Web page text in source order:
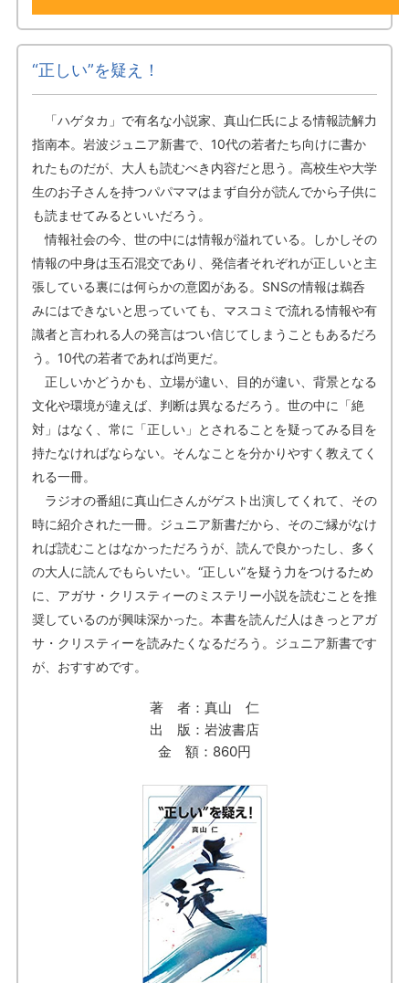
“正しい”を疑え！
「ハゲタカ」で有名な小説家、真山仁氏による情報読解力
指南本。岩波ジュニア新書で、10代の若者たち向けに書か
れたものだが、大人も読むべき内容だと思う。高校生や大学
生のお子さんを持つパパママはまず自分が読んでから子供に
も読ませてみるといいだろう。
情報社会の今、世の中には情報が溢れている。しかしその
情報の中身は玉石混交であり、発信者それぞれが正しいと主
張している裏には何らかの意図がある。SNSの情報は鵜呑
みにはできないと思っていても、マスコミで流れる情報や有
識者と言われる人の発言はつい信じてしまうこともあるだろ
う。10代の若者であれば尚更だ。
正しいかどうかも、立場が違い、目的が違い、背景となる
文化や環境が違えば、判断は異なるだろう。世の中に「絶
対」はなく、常に「正しい」とされることを疑ってみる目を
持たなければならない。そんなことを分かりやすく教えてく
れる一冊。
ラジオの番組に真山仁さんがゲスト出演してくれて、その
時に紹介された一冊。ジュニア新書だから、そのご縁がなけ
れば読むことはなかっただろうが、読んで良かったし、多く
の大人に読んでもらいたい。“正しい”を疑う力をつけるため
に、アガサ・クリスティーのミステリー小説を読むことを推
奨しているのが興味深かった。本書を読んだ人はきっとアガ
サ・クリスティーを読みたくなるだろう。ジュニア新書です
が、おすすめです。
著 者：真山 仁
出 版：岩波書店
金 額：860円